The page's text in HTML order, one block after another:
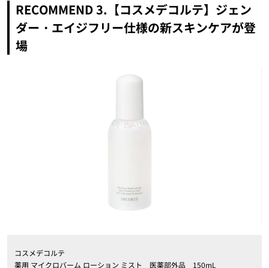
RECOMMEND 3.【コスメデコルテ】ジェン
ダー・エイジフリー仕様の新スキンケアが登
場
コスメデコルテ
薬用 マイクロバーム ローション ミスト 医薬部外品 150mL